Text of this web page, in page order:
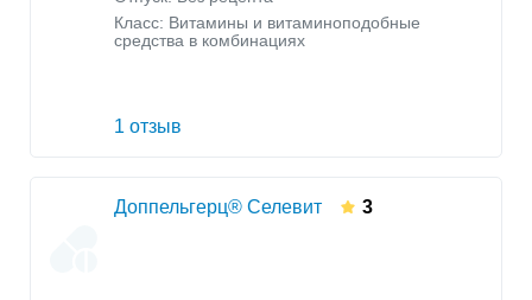
Класс: Витамины и витаминоподобные
средства в комбинациях
1 отзыв
Доппельгерц® Селевит 3